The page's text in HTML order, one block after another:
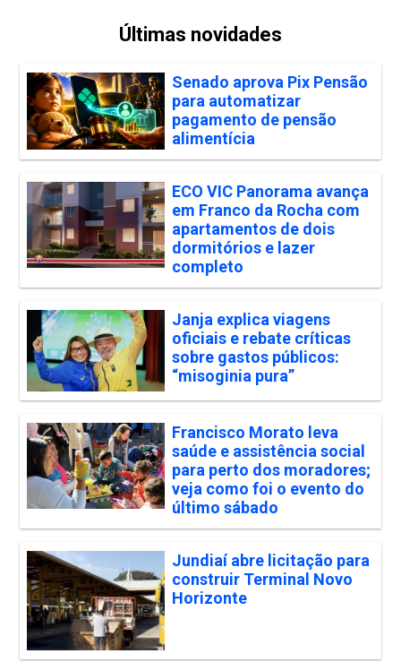
Últimas novidades
Senado aprova Pix Pensão
para automatizar
pagamento de pensão
alimentícia
ECO VIC Panorama avança
em Franco da Rocha com
apartamentos de dois
dormitórios e lazer
completo
Janja explica viagens
oficiais e rebate críticas
sobre gastos públicos:
“misoginia pura”
Francisco Morato leva
saúde e assistência social
para perto dos moradores;
veja como foi o evento do
último sábado
Jundiaí abre licitação para
construir Terminal Novo
Horizonte